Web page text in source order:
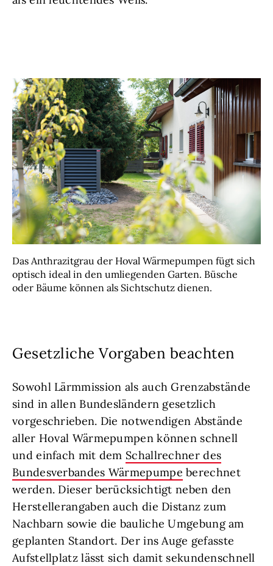
Das Anthrazitgrau der Hoval Wärmepumpen fügt sich
optisch ideal in den umliegenden Garten. Büsche
oder Bäume können als Sichtschutz dienen.
Gesetzliche Vorgaben beachten
Sowohl Lärmmission als auch Grenzabstände
sind in allen Bundesländern gesetzlich
vorgeschrieben. Die notwendigen Abstände
aller Hoval Wärmepumpen können schnell
und einfach mit dem Schallrechner des
Bundesverbandes Wärmepumpe berechnet
werden. Dieser berücksichtigt neben den
Herstellerangaben auch die Distanz zum
Nachbarn sowie die bauliche Umgebung am
geplanten Standort. Der ins Auge gefasste
Aufstellplatz lässt sich damit sekundenschnell